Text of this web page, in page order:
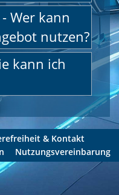
Wer kann
nutzen?
kann ich
& Kontakt
Nutzungsvereinbarung